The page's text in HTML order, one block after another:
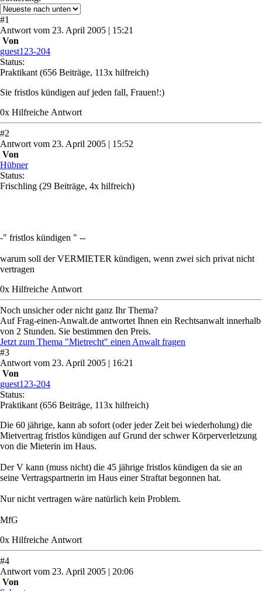
#1
Antwort vom 23. April 2005 | 15:21
Von
guest123-204
Status:
Praktikant (656 Beiträge, 113x hilfreich)
Sie fristlos kündigen auf jeden fall, Frauen!:)
0x Hilfreiche Antwort
#2
Antwort vom 23. April 2005 | 15:52
Von
Hübner
Status:
Frischling (29 Beiträge, 4x hilfreich)
-" fristlos kündigen " --
warum soll der VERMIETER kündigen, wenn zwei sich privat nicht
vertragen
0x Hilfreiche Antwort
Noch unsicher oder nicht ganz Ihr Thema?
Auf Frag-einen-Anwalt.de antwortet Ihnen ein Rechtsanwalt innerhalb
von 2 Stunden. Sie bestimmen den Preis.
Jetzt zum Thema "Mietrecht" einen Anwalt fragen
#3
Antwort vom 23. April 2005 | 16:21
Von
guest123-204
Status:
Praktikant (656 Beiträge, 113x hilfreich)
Die 60 jährige, kann ab sofort (oder jeder Zeit bei wiederholung) die
Mietvertrag fristlos kündigen auf Grund der schwer Körperverletzung
von die Mieterin im Haus.
Der V kann (muss nicht) die 45 jährige fristlos kündigen da sie an
seine Vertragspartnerin im Haus einer Straftat begonnen hat.
Nur nicht vertragen wäre natürlich kein Problem.
MfG
0x Hilfreiche Antwort
#4
Antwort vom 23. April 2005 | 20:06
Von